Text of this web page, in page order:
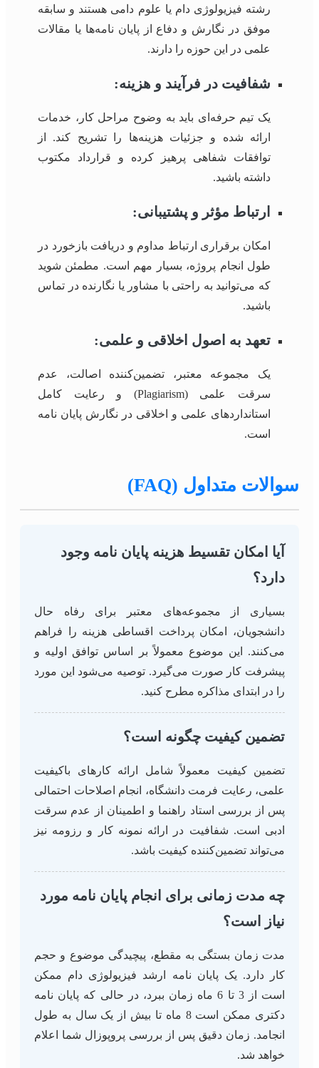
رشته فیزیولوژی دام یا علوم دامی هستند و سابقه
موفق در نگارش و دفاع از پایان نامه‌ها یا مقالات
علمی در این حوزه را دارند.
شفافیت در فرآیند و هزینه:
یک تیم حرفه‌ای باید به وضوح مراحل کار، خدمات
ارائه شده و جزئیات هزینه‌ها را تشریح کند. از
توافقات شفاهی پرهیز کرده و قرارداد مکتوب
داشته باشید.
ارتباط مؤثر و پشتیبانی:
امکان برقراری ارتباط مداوم و دریافت بازخورد در
طول انجام پروژه، بسیار مهم است. مطمئن شوید
که می‌توانید به راحتی با مشاور یا نگارنده در تماس
باشید.
تعهد به اصول اخلاقی و علمی:
یک مجموعه معتبر، تضمین‌کننده اصالت، عدم
سرقت علمی (Plagiarism) و رعایت کامل
استانداردهای علمی و اخلاقی در نگارش پایان نامه
است.
سوالات متداول (FAQ)
آیا امکان تقسیط هزینه پایان نامه وجود
دارد؟
بسیاری از مجموعه‌های معتبر برای رفاه حال
دانشجویان، امکان پرداخت اقساطی هزینه را فراهم
می‌کنند. این موضوع معمولاً بر اساس توافق اولیه و
پیشرفت کار صورت می‌گیرد. توصیه می‌شود این مورد
را در ابتدای مذاکره مطرح کنید.
تضمین کیفیت چگونه است؟
تضمین کیفیت معمولاً شامل ارائه کارهای باکیفیت
علمی، رعایت فرمت دانشگاه، انجام اصلاحات احتمالی
پس از بررسی استاد راهنما و اطمینان از عدم سرقت
ادبی است. شفافیت در ارائه نمونه کار و رزومه نیز
می‌تواند تضمین‌کننده کیفیت باشد.
چه مدت زمانی برای انجام پایان نامه مورد
نیاز است؟
مدت زمان بستگی به مقطع، پیچیدگی موضوع و حجم
کار دارد. یک پایان نامه ارشد فیزیولوژی دام ممکن
است از 3 تا 6 ماه زمان ببرد، در حالی که پایان نامه
دکتری ممکن است 8 ماه تا بیش از یک سال به طول
انجامد. زمان دقیق پس از بررسی پروپوزال شما اعلام
خواهد شد.